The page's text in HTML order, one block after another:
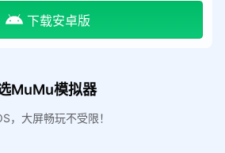
下载安卓版
MuMu模拟器
，大屏畅玩不受限！